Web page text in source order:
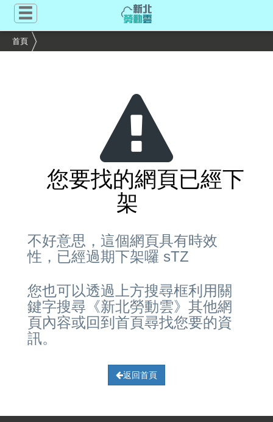
要
首頁
您要找的網頁已經下
架
不好意思，這個網頁具有時效
性，已經過期下架囉 sTZ
您也可以透過上方搜尋框利用關
鍵字搜尋《新北勞動雲》其他網
頁內容或回到首頁尋找您要的資
訊。
返回首頁